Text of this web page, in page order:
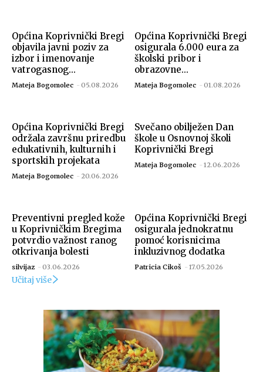
Općina Koprivnički Bregi
objavila javni poziv za
izbor i imenovanje
vatrogasnog...
Mateja Bogomolec - 05.08.2026
Općina Koprivnički Bregi
osigurala 6.000 eura za
školski pribor i
obrazovne...
Mateja Bogomolec - 01.08.2026
Općina Koprivnički Bregi
održala završnu priredbu
edukativnih, kulturnih i
sportskih projekata
Mateja Bogomolec - 20.06.2026
Svečano obilježen Dan
škole u Osnovnoj školi
Koprivnički Bregi
Mateja Bogomolec - 12.06.2026
Preventivni pregled kože
u Koprivničkim Bregima
potvrdio važnost ranog
otkrivanja bolesti
silvijaz - 03.06.2026
Općina Koprivnički Bregi
osigurala jednokratnu
pomoć korisnicima
inkluzivnog dodatka
Patricia Cikoš - 17.05.2026
Učitaj više